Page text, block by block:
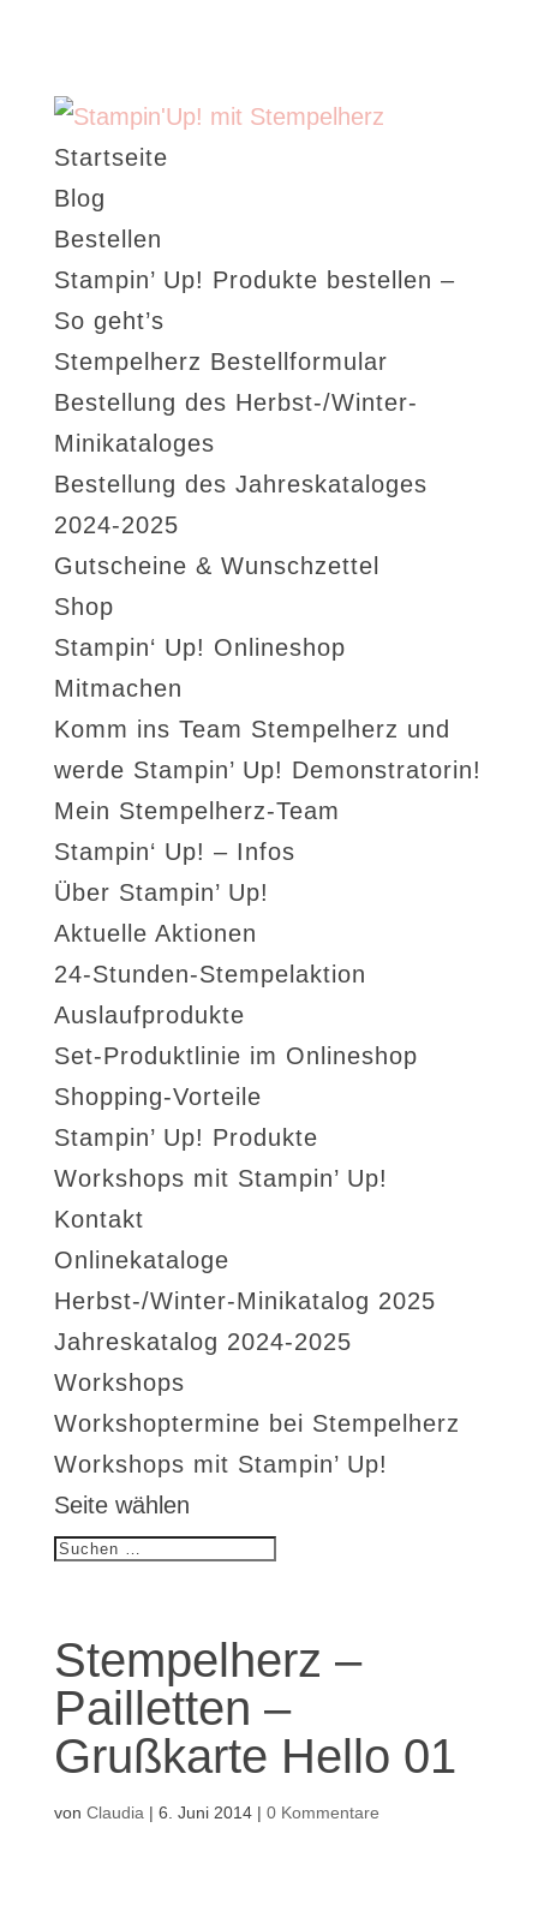
Startseite
Blog
Bestellen
Stampin’ Up! Produkte bestellen –
So geht’s
Stempelherz Bestellformular
Bestellung des Herbst-/Winter-
Minikataloges
Bestellung des Jahreskataloges
2024-2025
Gutscheine & Wunschzettel
Shop
Stampin‘ Up! Onlineshop
Mitmachen
Komm ins Team Stempelherz und
werde Stampin’ Up! Demonstratorin!
Mein Stempelherz-Team
Stampin‘ Up! – Infos
Über Stampin’ Up!
Aktuelle Aktionen
24-Stunden-Stempelaktion
Auslaufprodukte
Set-Produktlinie im Onlineshop
Shopping-Vorteile
Stampin’ Up! Produkte
Workshops mit Stampin’ Up!
Kontakt
Onlinekataloge
Herbst-/Winter-Minikatalog 2025
Jahreskatalog 2024-2025
Workshops
Workshoptermine bei Stempelherz
Workshops mit Stampin’ Up!
Seite wählen
Stempelherz –
Pailletten –
Grußkarte Hello 01
von Claudia | 6. Juni 2014| 0 Kommentare